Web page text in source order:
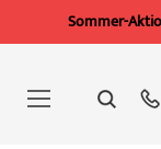
Sommer-
springen